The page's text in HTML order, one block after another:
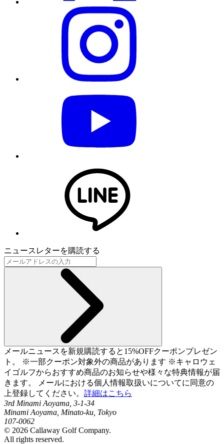
ニュースレターを購読する
メールニュースを新規購読すると15%OFFクーポンプレゼン
ト。 ※一部クーポン対象外の商品があります ※キャロウェ
イゴルフからおすすめ商品のお知らせや様々な特典情報が届
きます。 メールにおける個人情報取扱いについてに同意の
上登録してください。 詳細はこちら
3rd Minami Aoyama, 3-1-34
Minami Aoyama, Minato-ku, Tokyo
107-0062
© 2026 Callaway Golf Company.
All rights reserved.